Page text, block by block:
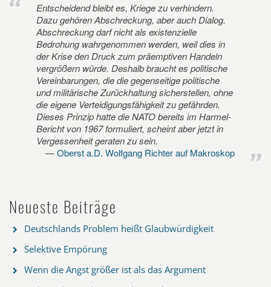
Entscheidend bleibt es, Kriege zu verhindern.
Dazu gehören Abschreckung, aber auch Dialog.
Abschreckung darf nicht als existenzielle
Bedrohung wahrgenommen werden, weil dies in
der Krise den Druck zum präemptiven Handeln
vergrößern würde. Deshalb braucht es politische
Vereinbarungen, die die gegenseitige politische
und militärische Zurückhaltung sicherstellen, ohne
die eigene Verteidigungsfähigkeit zu gefährden.
Dieses Prinzip hatte die NATO bereits im Harmel-
Bericht von 1967 formuliert, scheint aber jetzt in
Vergessenheit geraten zu sein.
Oberst a.D. Wolfgang Richter auf Makroskop
Neueste Beiträge
Deutschlands Problem heißt Glaubwürdigkeit
Selektive Empörung
Wenn die Angst größer ist als das Argument